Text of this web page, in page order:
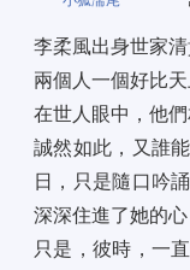
李柔風出身世家
兩個人一個好比
在世人眼中，他
誠然如此，又誰
日，只是隨口吟
深深住進了她的心
只是，彼時，一